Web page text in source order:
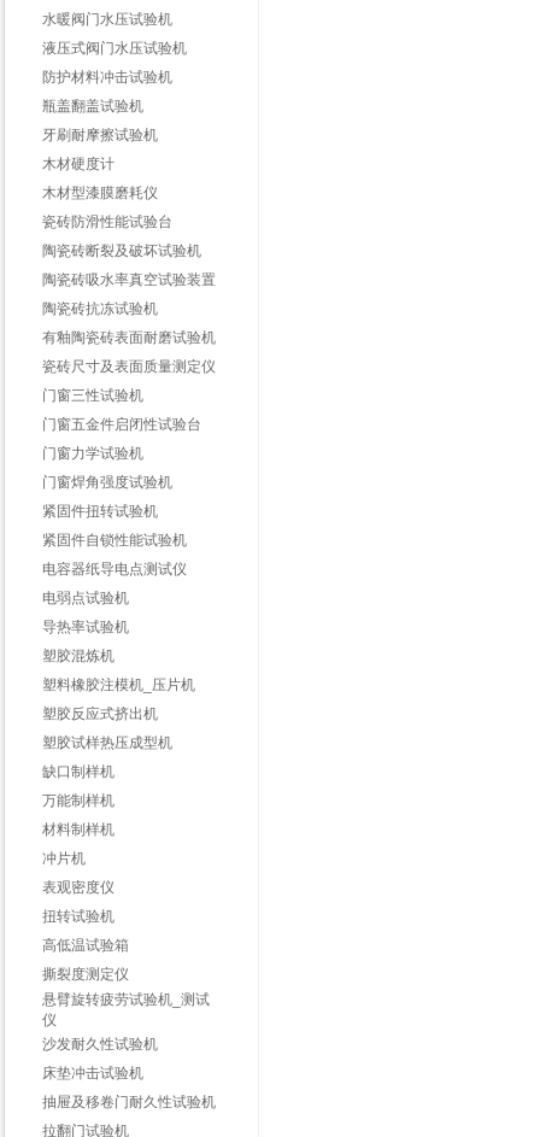
水暖阀门水压试验机
液压式阀门水压试验机
防护材料冲击试验机
瓶盖翻盖试验机
牙刷耐摩擦试验机
木材硬度计
木材型漆膜磨耗仪
瓷砖防滑性能试验台
陶瓷砖断裂及破坏试验机
陶瓷砖吸水率真空试验装置
陶瓷砖抗冻试验机
有釉陶瓷砖表面耐磨试验机
瓷砖尺寸及表面质量测定仪
门窗三性试验机
门窗五金件启闭性试验台
门窗力学试验机
门窗焊角强度试验机
紧固件扭转试验机
紧固件自锁性能试验机
电容器纸导电点测试仪
电弱点试验机
导热率试验机
塑胶混炼机
塑料橡胶注模机_压片机
塑胶反应式挤出机
塑胶试样热压成型机
缺口制样机
万能制样机
材料制样机
冲片机
表观密度仪
扭转试验机
高低温试验箱
撕裂度测定仪
悬臂旋转疲劳试验机_测试
仪
沙发耐久性试验机
床垫冲击试验机
抽屉及移卷门耐久性试验机
拉翻门试验机